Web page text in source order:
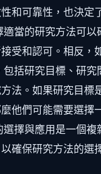
和可靠性，也決
當的研究方法可
受和認可。相反
括研究目標、研
法。如果研究目
他們可能需要選
擇與應用是一個
保研究方法的